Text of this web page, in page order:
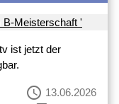
ist jetzt der
schedule 13.06.2026